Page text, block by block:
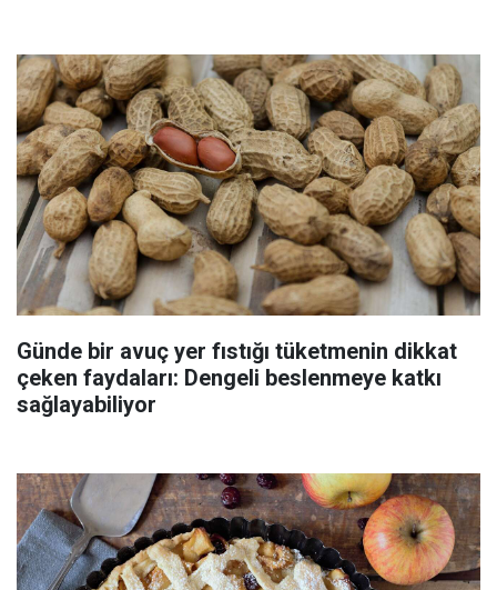
Günde bir avuç yer fıstığı tüketmenin dikkat
çeken faydaları: Dengeli beslenmeye katkı
sağlayabiliyor